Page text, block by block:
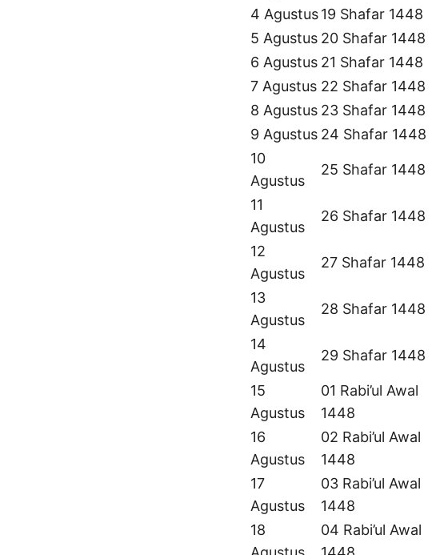
4 Agustus19 Shafar 1448
5 Agustus 20 Shafar 1448
6 Agustus 21 Shafar 1448
7 Agustus 22 Shafar 1448
8 Agustus 23 Shafar 1448
9 Agustus 24 Shafar 1448
10
Agustus
25 Shafar 1448
11
Agustus
26 Shafar 1448
12
Agustus
27 Shafar 1448
13
Agustus
28 Shafar 1448
14
Agustus
29 Shafar 1448
15
Agustus
01 Rabi’ul Awal
1448
16
Agustus
02 Rabi’ul Awal
1448
17
Agustus
03 Rabi’ul Awal
1448
18
04 Rabi’ul Awal